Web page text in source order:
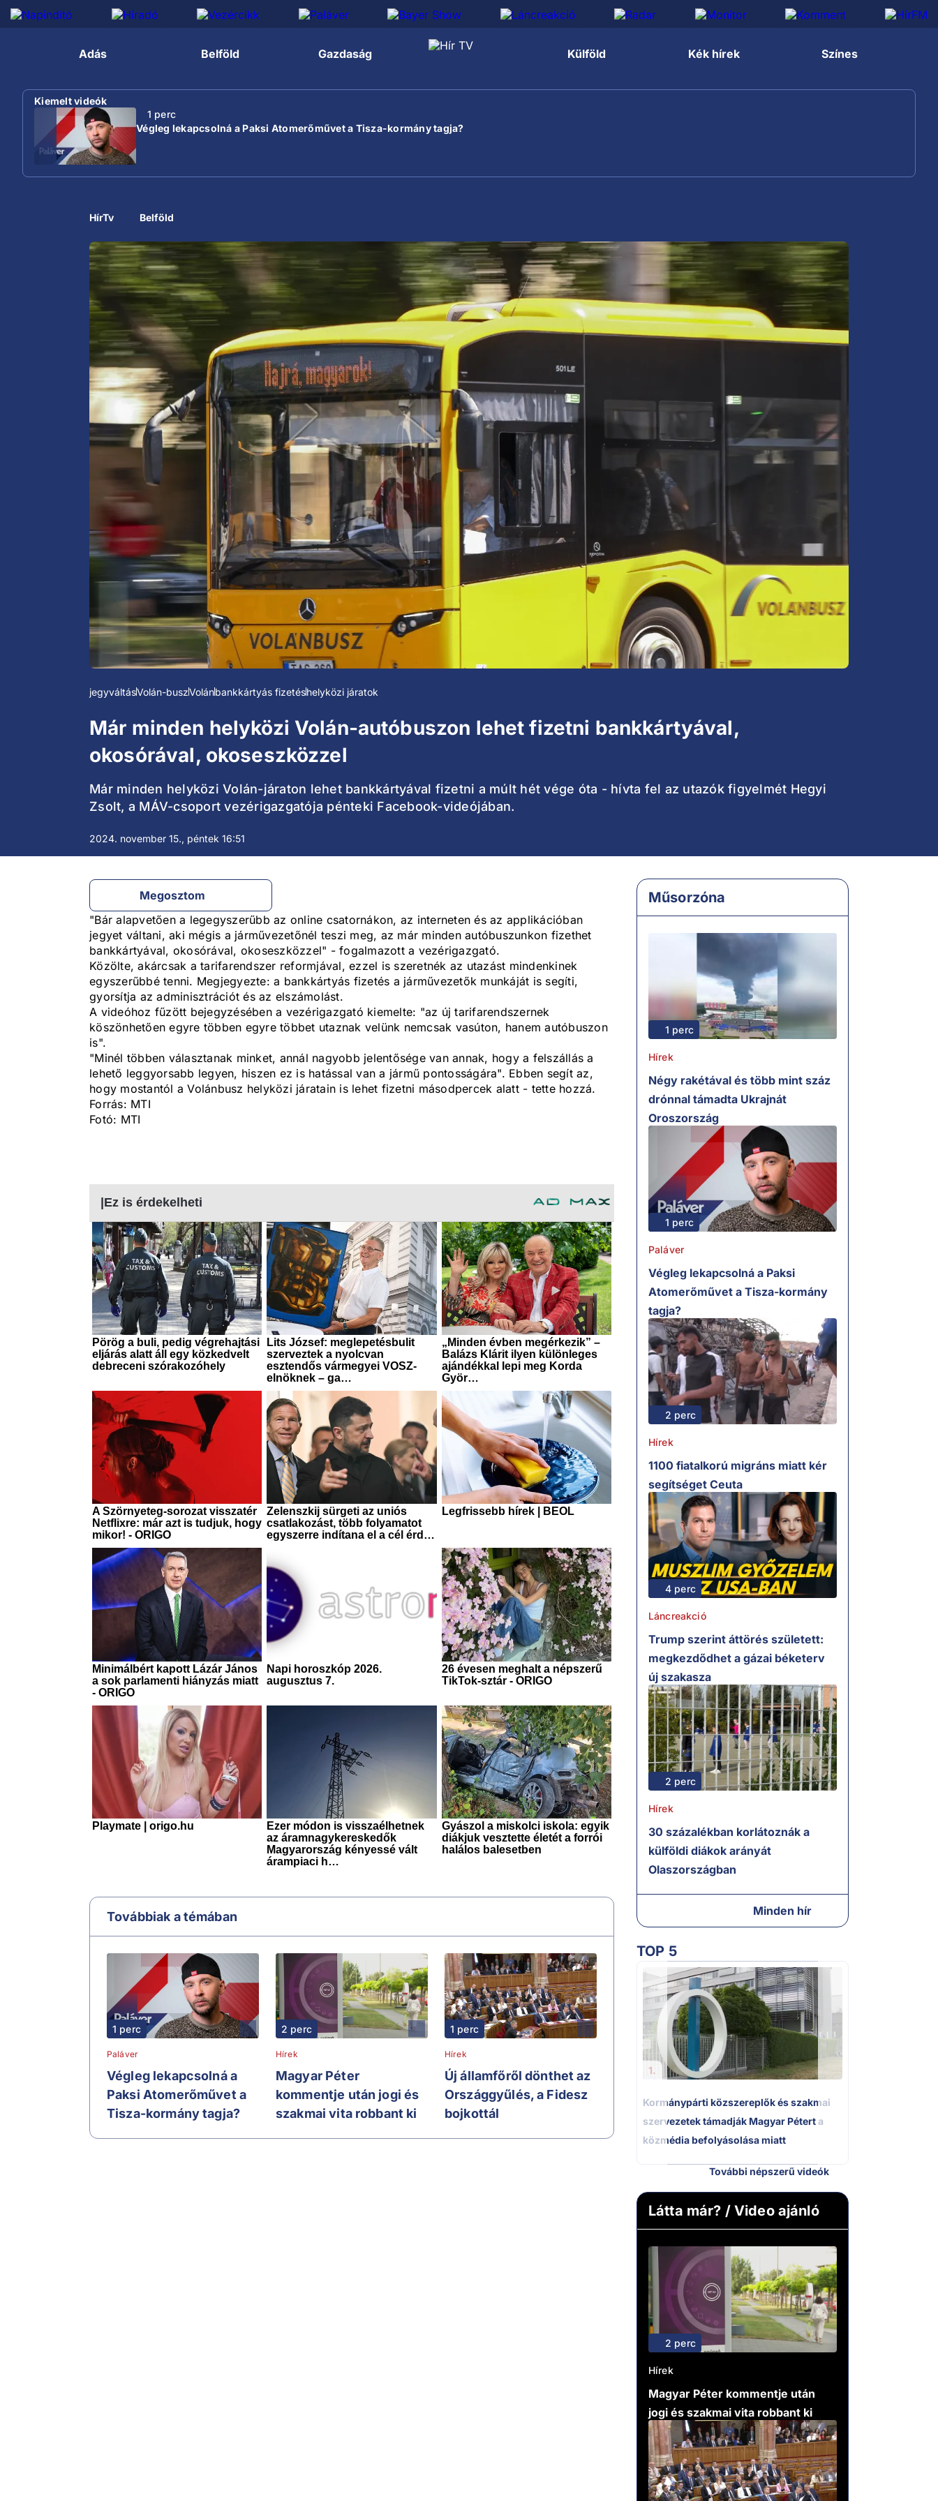
Adás Belföld Gazdaság Külföld Kék hírek Színes
Kiemelt videók
1 perc
Végleg lekapcsolná a Paksi Atomerőművet a Tisza-kormány tagja?
HírTv Belföld
jegyváltásVolán-buszVolánbankkártyás fizetéshelyközi járatok
Már minden helyközi Volán-autóbuszon lehet fizetni bankkártyával,
okosórával, okoseszközzel
Már minden helyközi Volán-járaton lehet bankkártyával fizetni a múlt hét vége óta - hívta fel az utazók figyelmét Hegyi
Zsolt, a MÁV-csoport vezérigazgatója pénteki Facebook-videójában.
2024. november 15., péntek 16:51
Megosztom
"Bár alapvetően a legegyszerűbb az online csatornákon, az interneten és az applikációban
jegyet váltani, aki mégis a járművezetőnél teszi meg, az már minden autóbuszunkon fizethet
bankkártyával, okosórával, okoseszközzel" - fogalmazott a vezérigazgató.
Közölte, akárcsak a tarifarendszer reformjával, ezzel is szeretnék az utazást mindenkinek
egyszerűbbé tenni. Megjegyezte: a bankkártyás fizetés a járművezetők munkáját is segíti,
gyorsítja az adminisztrációt és az elszámolást.
A videóhoz fűzött bejegyzésében a vezérigazgató kiemelte: "az új tarifarendszernek
köszönhetően egyre többen egyre többet utaznak velünk nemcsak vasúton, hanem autóbuszon
is".
"Minél többen választanak minket, annál nagyobb jelentősége van annak, hogy a felszállás a
lehető leggyorsabb legyen, hiszen ez is hatással van a jármű pontosságára". Ebben segít az,
hogy mostantól a Volánbusz helyközi járatain is lehet fizetni másodpercek alatt - tette hozzá.
Forrás: MTI
Fotó: MTI
Továbbiak a témában
1 perc
Paláver
Végleg lekapcsolná a
Paksi Atomerőművet a
Tisza-kormány tagja?
2 perc
Hírek
Magyar Péter
kommentje után jogi és
szakmai vita robbant ki
1 perc
Hírek
Új államfőről dönthet az
Országgyűlés, a Fidesz
bojkottál
Műsorzóna
1 perc
Hírek
Négy rakétával és több mint száz
drónnal támadta Ukrajnát
Oroszország
1 perc
Paláver
Végleg lekapcsolná a Paksi
Atomerőművet a Tisza-kormány
tagja?
2 perc
Hírek
1100 fiatalkorú migráns miatt kér
segítséget Ceuta
4 perc
Láncreakció
Trump szerint áttörés született:
megkezdődhet a gázai béketerv
új szakasza
2 perc
Hírek
30 százalékban korlátoznák a
külföldi diákok arányát
Olaszországban
Minden hír
TOP 5
1.
Kormánypárti közszereplők és szakmai
szervezetek támadják Magyar Pétert a
közmédia befolyásolása miatt
További népszerű videók
Látta már? / Video ajánló
2 perc
Hírek
Magyar Péter kommentje után
jogi és szakmai vita robbant ki